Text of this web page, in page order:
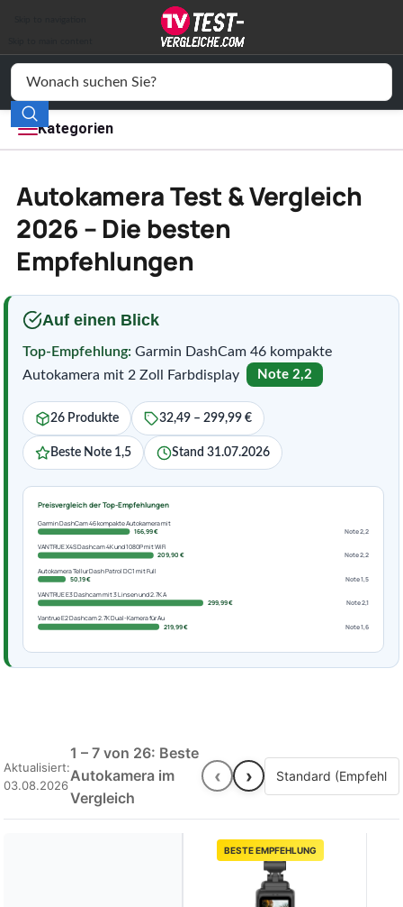
Kategorien
Elektronik
Freizeit
Wohnen
Service
Autokamera Test & Vergleich
2026 – Die besten
Empfehlungen
Auf einen Blick
Top-Empfehlung: Garmin DashCam 46 kompakte
Autokamera mit 2 Zoll Farbdisplay
Note 2,2
26 Produkte 32,49 – 299,99 €
Beste Note 1,5 Stand 31.07.2026
Preisvergleich der Top-Empfehlungen
Garmin DashCam 46 kompakte Autokamera mit
166,99 €
Note 2,2
VANTRUE X4S Dashcam 4K und 1080P mit WiFi
209,90 €
Note 2,2
Autokamera Tellur Dash Patrol DC1 mit Full
50,19 €
Note 1,5
VANTRUE E3 Dashcam mit 3 Linsen und 2.7K A
299,99 €
Note 2,1
Vantrue E2 Dashcam 2.7K Dual-Kamera für Au
219,99 €
Note 1,6
Aktualisiert:
03.08.2026
1 – 7 von 26: Beste
Autokamera im
Vergleich
‹ ›
BESTE EMPFEHLUNG